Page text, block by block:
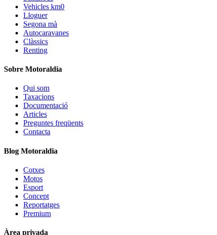
Vehicles km0
Lloguer
Segona mà
Autocaravanes
Clàssics
Renting
Sobre Motoraldia
Qui som
Taxacions
Documentació
Articles
Preguntes freqüents
Contacta
Blog Motoraldia
Cotxes
Motos
Esport
Concept
Reportatges
Premium
Àrea privada